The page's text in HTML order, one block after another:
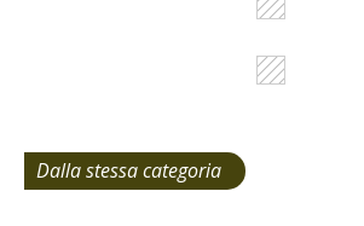
Dalla stessa categoria